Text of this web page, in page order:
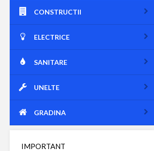
CONSTRUCTII
ELECTRICE
SANITARE
UNELTE
GRADINA
IMPORTANT